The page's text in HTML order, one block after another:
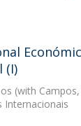
(I)
(with
Internacionais